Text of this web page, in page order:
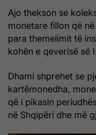
Ajo thekson se
monetare fillon që
para themelimit të
kohën e qeverisë së
Dhami shprehet se
kartëmonedha,
që i pikasin
në Shqipëri dhe më